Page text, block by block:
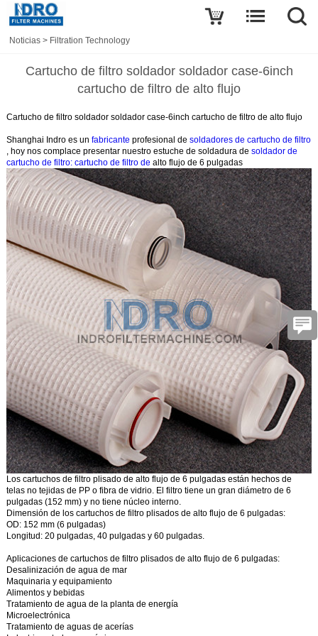
Noticias > Filtration Technology
Cartucho de filtro soldador soldador case-6inch
cartucho de filtro de alto flujo
Cartucho de filtro soldador soldador case-6inch cartucho de filtro de alto flujo
Shanghai Indro es un fabricante profesional de soldadores de cartucho de filtro
, hoy nos complace presentar nuestro estuche de soldadura de soldador de
cartucho de filtro: cartucho de filtro de alto flujo de 6 pulgadas
Los cartuchos de filtro plisado de alto flujo de 6 pulgadas están hechos de
telas no tejidas de PP o fibra de vidrio. El filtro tiene un gran diámetro de 6
pulgadas (152 mm) y no tiene núcleo interno.
Dimensión de los cartuchos de filtro plisados de alto flujo de 6 pulgadas:
OD: 152 mm (6 pulgadas)
Longitud: 20 pulgadas, 40 pulgadas y 60 pulgadas.
Aplicaciones de cartuchos de filtro plisados de alto flujo de 6 pulgadas:
Desalinización de agua de mar
Maquinaria y equipamiento
Alimentos y bebidas
Tratamiento de agua de la planta de energía
Microelectrónica
Tratamiento de aguas de acerías